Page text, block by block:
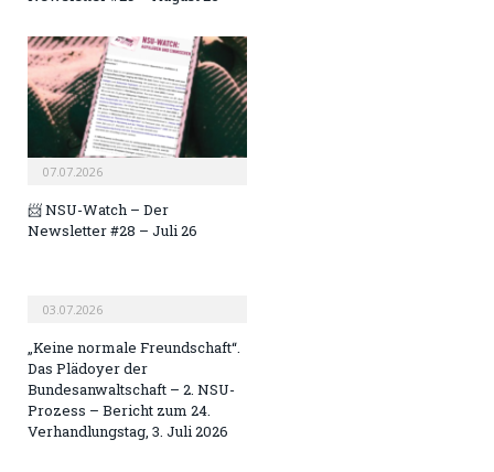
07.07.2026
📨 NSU-Watch – Der
Newsletter #28 – Juli 26
03.07.2026
„Keine normale Freundschaft“.
Das Plädoyer der
Bundesanwaltschaft – 2. NSU-
Prozess – Bericht zum 24.
Verhandlungstag, 3. Juli 2026